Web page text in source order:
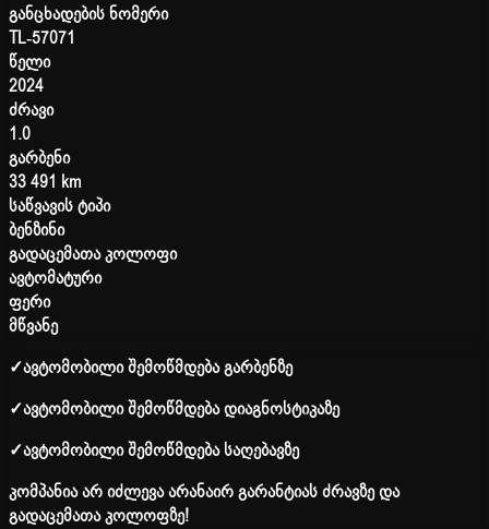
განცხადების ნომერი
TL-57071
წელი
2024
ძრავი
1.0
გარბენი
33 491 km
საწვავის ტიპი
ბენზინი
გადაცემათა კოლოფი
ავტომატური
ფერი
მწვანე
✓ავტომობილი შემოწმდება გარბენზე
✓ავტომობილი შემოწმდება დიაგნოსტიკაზე
✓ავტომობილი შემოწმდება საღებავზე
კომპანია არ იძლევა არანაირ გარანტიას ძრავზე და
გადაცემათა კოლოფზე!